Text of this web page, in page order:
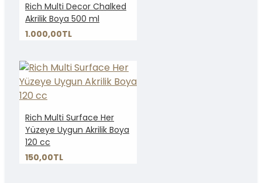
Rich Multi Decor Chalked
Akrilik Boya 500 ml
1.000,00TL
Rich Multi Surface Her
Yüzeye Uygun Akrilik Boya
120 cc
150,00TL